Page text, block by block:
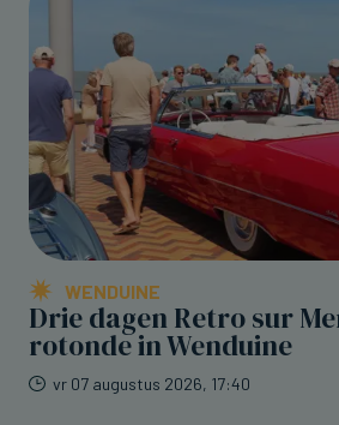
WENDUINE
Drie dagen Retro sur
rotonde in Wenduine
vr 07 augustus 2026, 17:40